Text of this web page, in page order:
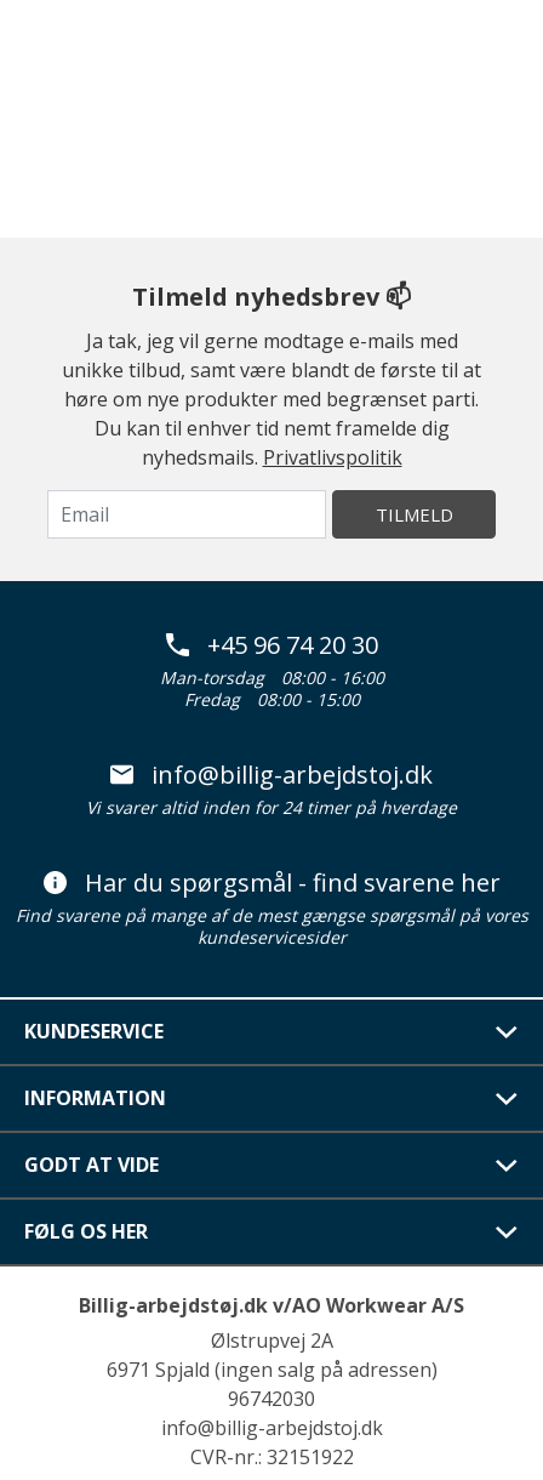
Tilmeld nyhedsbrev 📫
Ja tak, jeg vil gerne modtage e-mails med
unikke tilbud, samt være blandt de første til at
høre om nye produkter med begrænset parti.
Du kan til enhver tid nemt framelde dig
nyhedsmails. Privatlivspolitik
TILMELD
+45 96 74 20 30
Man-torsdag
08:00 - 16:00
Fredag
08:00 - 15:00
info@billig-arbejdstoj.dk
Vi svarer altid inden for 24 timer på hverdage
Har du spørgsmål - find svarene her
Find svarene på mange af de mest gængse spørgsmål på vores
kundeservicesider
KUNDESERVICE
INFORMATION
GODT AT VIDE
FØLG OS HER
Billig-arbejdstøj.dk v/AO Workwear A/S
Ølstrupvej 2A
6971 Spjald (ingen salg på adressen)
96742030
info@billig-arbejdstoj.dk
CVR-nr.: 32151922